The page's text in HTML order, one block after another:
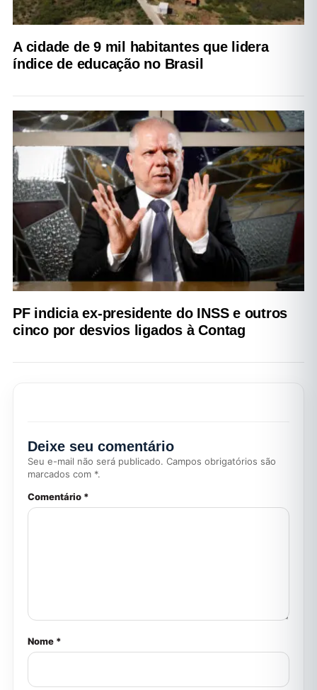
A cidade de 9 mil habitantes que lidera
índice de educação no Brasil
PF indicia ex-presidente do INSS e outros
cinco por desvios ligados à Contag
Deixe seu comentário
Seu e-mail não será publicado. Campos obrigatórios são
marcados com *.
Comentário *
Nome *